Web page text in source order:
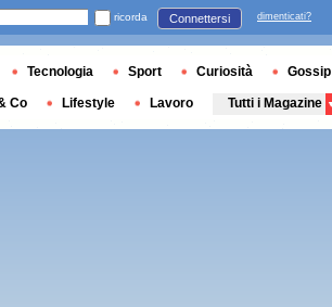
ricorda Connettersi dimenticati?
Tecnologia Sport Curiosità Gossip
Co Lifestyle Lavoro Tutti i Magazine